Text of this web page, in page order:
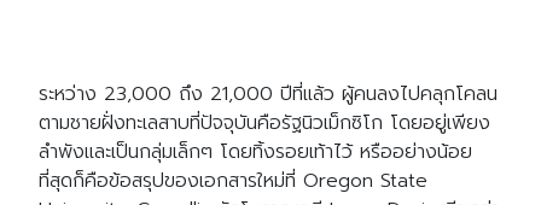
ระหว่าง 23,000 ถึง 21,000 ปีที่แล้ว ผู้คนลงไปคลุกโคลน
ตามชายฝั่งทะเลสาบที่ปัจจุบันคือรัฐนิวเม็กซิโก โดยอยู่เพียง
ลำพังและเป็นกลุ่มเล็กๆ โดยทิ้งรอยเท้าไว้ หรืออย่างน้อย
ที่สุดก็คือข้อสรุปของเอกสารใหม่ที่ Oregon State